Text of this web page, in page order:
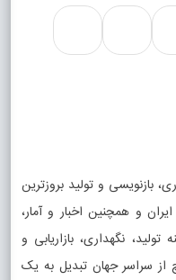
بازنویسی و تولید بروزترین
و همچنین اخبار و آمار،
نگهداری، بازاریابی و
از سراسر جهان تبدیل به یک